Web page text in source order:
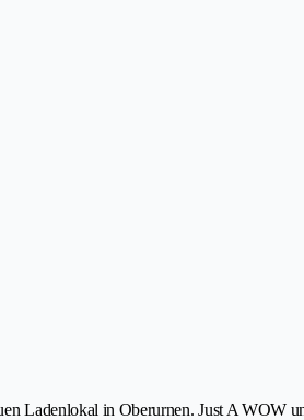
Ladenlokal in Oberurnen. Just A WOW